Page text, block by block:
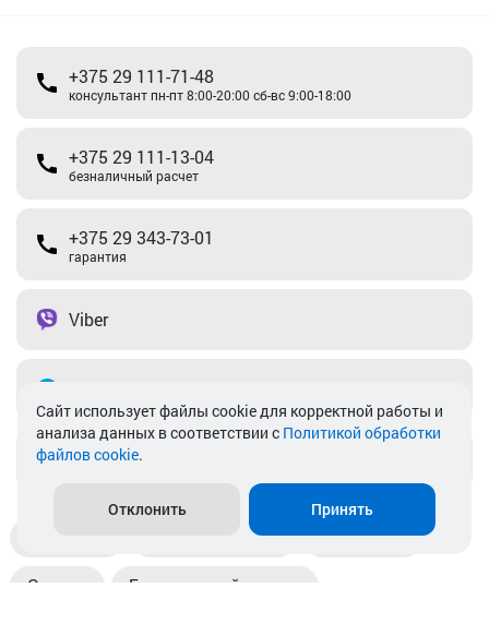
+375 29 111-71-48
консультант пн-пт 8:00-20:00 сб-вс 9:00-18:00
+375 29 111-13-04
безналичный расчет
+375 29 343-73-01
гарантия
Viber
info@akkamulik.by
Пункты выдачи Магазины
Оплата Безналичный расчет
Cайт использует файлы cookie для корректной работы и
анализа данных в соответствии с Политикой обработки
файлов cookie.
Отклонить Принять